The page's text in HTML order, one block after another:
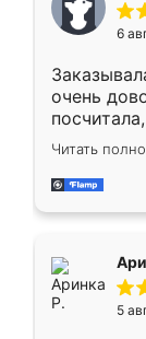
Мне
мебели6
очень
Замерщик
делу со
за день,
Читать
5